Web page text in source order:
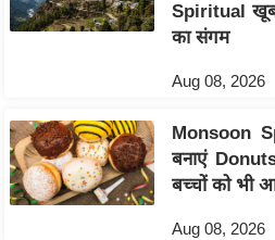
Spiritual
का संगम
Aug 08, 2026
Monsoon
बनाएं
बच्चों को भी
Aug 08, 2026